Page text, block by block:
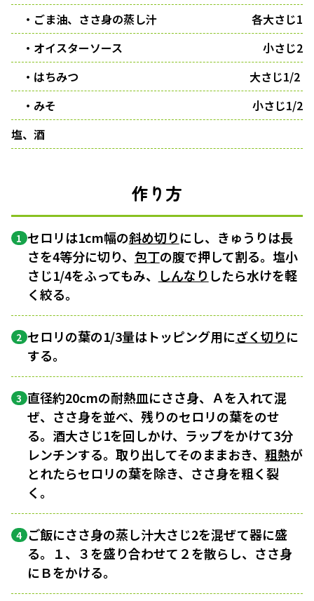
・ごま油、ささ身の蒸し汁
各大さじ1
・オイスターソース
小さじ2
・はちみつ
大さじ1/2
・みそ
小さじ1/2
塩、酒
作り方
1 セロリは1cm幅の斜め切りにし、きゅうりは長
さを4等分に切り、 包丁の腹で押して割る。塩小
さじ1/4をふってもみ、 しんなり したら水けを軽
く絞る。
2 セロリの葉の1/3量はトッピング用にざく切りに
する。
3 直径約20cmの耐熱皿にささ身、Ａを入れて混
ぜ、ささ身を並べ、残りのセロリの葉をのせ
る。酒大さじ1を回しかけ、ラップをかけて3分
レンチンする。取り出してそのままおき、 粗熱が
とれたらセロリの葉を除き、ささ身を粗く裂
く。
4 ご飯にささ身の蒸し汁大さじ2を混ぜて器に盛
る。１、３を盛り合わせて２を散らし、ささ身
にＢをかける。